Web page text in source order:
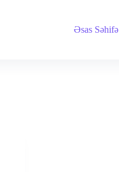
Əsas Səhifə